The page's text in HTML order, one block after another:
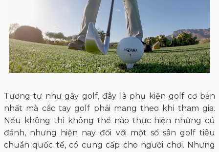
Tương tự như gậy golf, đây là phụ kiện golf cơ bản
nhất mà các tay golf phải mang theo khi tham gia.
Nếu không thì không thể nào thực hiện những cú
đánh, nhưng hiện nay đối với một số sân golf tiêu
chuẩn quốc tế, có cung cấp cho người chơi. Nhưng